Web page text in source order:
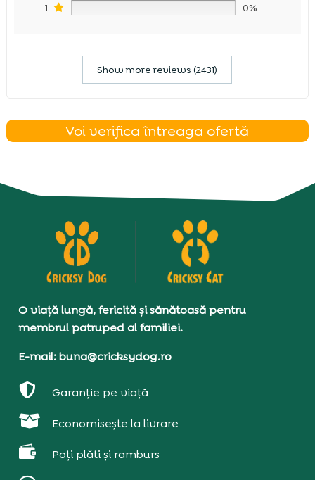
1 0%
Show more reviews (2431)
Voi verifica întreaga ofertă
O viață lungă, fericită și sănătoasă pentru
membrul patruped al familiei.
E-mail: buna@cricksydog.ro
 Garanție pe viață
 Economisește la livrare
 Poți plăti și ramburs